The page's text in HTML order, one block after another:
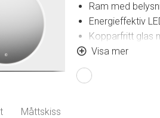
Ram med
Energieffektiv
Kopparfritt glas
Imskydd
Justerbar
Visa mer
Måttskiss